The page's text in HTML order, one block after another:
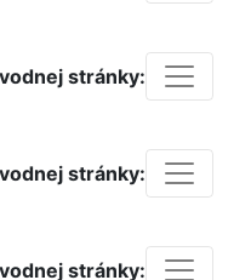
stránky:
stránky:
stránky: